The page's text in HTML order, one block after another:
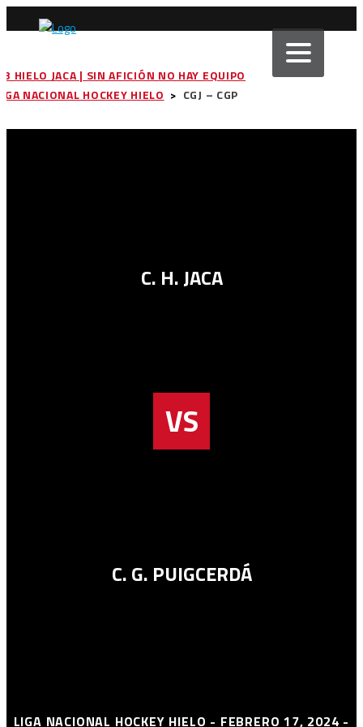
HIELO JACA | SIN AFICIÓN NO HAY EQUIPO
NACIONAL HOCKEY HIELO > CGJ – CGP
C. H. JACA
VS
C. G. PUIGCERDÁ
LIGA NACIONAL HOCKEY HIELO - FEBRERO 17, 2024 -